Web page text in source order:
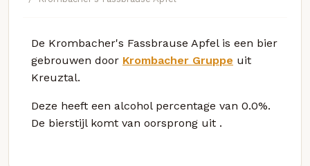
De Krombacher's Fassbrause Apfel is een bier
gebrouwen door Krombacher Gruppe uit
Kreuztal.
Deze heeft een alcohol percentage van 0.0%.
De bierstijl komt van oorsprong uit .